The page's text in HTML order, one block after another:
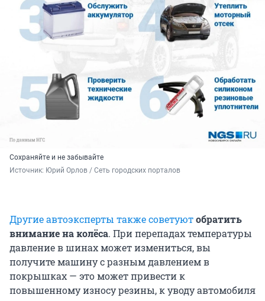
Сохраняйте и не забывайте
Источник: Юрий Орлов / Сеть городских порталов
Другие автоэксперты также советуютобратить
внимание на колёса. При перепадах температуры
давление в шинах может измениться, вы
получите машину с разным давлением в
покрышках — это может привести к
повышенному износу резины, к уводу автомобиля